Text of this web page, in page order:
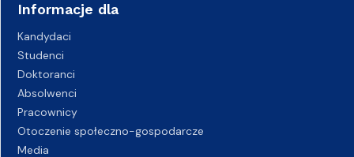
Informacje dla
Kandydaci
Studenci
Doktoranci
Absolwenci
Pracownicy
Otoczenie społeczno-gospodarcze
Media